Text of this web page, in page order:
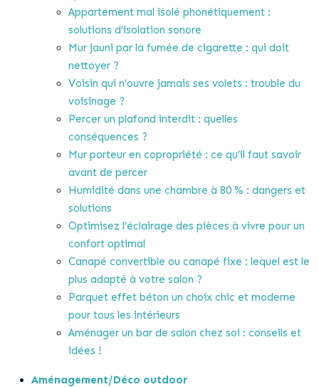
Appartement mal isolé phonétiquement :
solutions d’isolation sonore
Mur jauni par la fumée de cigarette : qui doit
nettoyer ?
Voisin qui n’ouvre jamais ses volets : trouble du
voisinage ?
Percer un plafond interdit : quelles
conséquences ?
Mur porteur en copropriété : ce qu’il faut savoir
avant de percer
Humidité dans une chambre à 80 % : dangers et
solutions
Optimisez l’éclairage des pièces à vivre pour un
confort optimal
Canapé convertible ou canapé fixe : lequel est le
plus adapté à votre salon ?
Parquet effet béton un choix chic et moderne
pour tous les intérieurs
Aménager un bar de salon chez soi : conseils et
idées !
Aménagement/Déco outdoor